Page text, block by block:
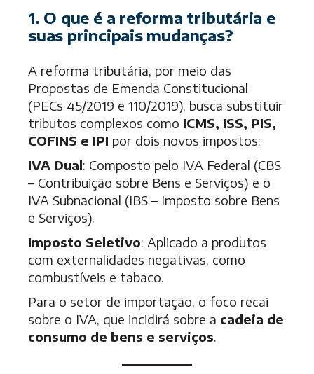
1. O que é a reforma tributária e
suas principais mudanças?
A reforma tributária, por meio das
Propostas de Emenda Constitucional
(PECs 45/2019 e 110/2019), busca substituir
tributos complexos como ICMS, ISS, PIS,
COFINS e IPI por dois novos impostos:
IVA Dual: Composto pelo IVA Federal (CBS
– Contribuição sobre Bens e Serviços) e o
IVA Subnacional (IBS – Imposto sobre Bens
e Serviços).
Imposto Seletivo: Aplicado a produtos
com externalidades negativas, como
combustíveis e tabaco.
Para o setor de importação, o foco recai
sobre o IVA, que incidirá sobre a cadeia de
consumo de bens e serviços.